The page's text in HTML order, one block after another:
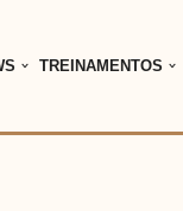
TREINAMENTOS